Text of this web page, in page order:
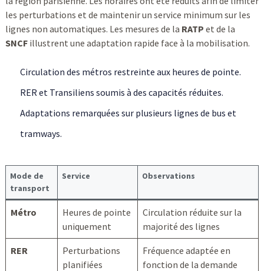
les perturbations et de maintenir un service minimum sur les
lignes non automatiques. Les mesures de la RATP et de la
SNCFillustrent une adaptation rapide face à la mobilisation.
Circulation des métros restreinte aux heures de pointe.
RER et Transiliens soumis à des capacités réduites.
Adaptations remarquées sur plusieurs lignes de bus et
tramways.
Mode de
transport
Service Observations
Métro
Heures de pointe
uniquement
Circulation réduite sur la
majorité des lignes
RER
Perturbations
planifiées
Fréquence adaptée en
fonction de la demande